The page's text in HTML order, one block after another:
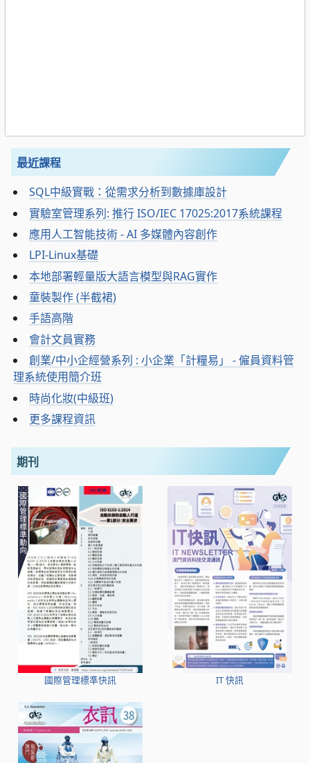
最近課程
SQL中級實戰：從需求分析到數據庫設計
實驗室管理系列: 推行 ISO/IEC 17025:2017系統課程
應用人工智能技術 - AI 多媒體內容創作
LPI-Linux基礎
本地部署輕量版大語言模型與RAG實作
童裝製作 (半截裙)
手語高階
會計文員實務
創業/中小企經營系列 : 小企業「計糧易」 - 僱員資料管
理系統使用簡介班
時尚化妝(中級班)
更多課程資訊
期刊
國際管理標準快訊 IT 快訊